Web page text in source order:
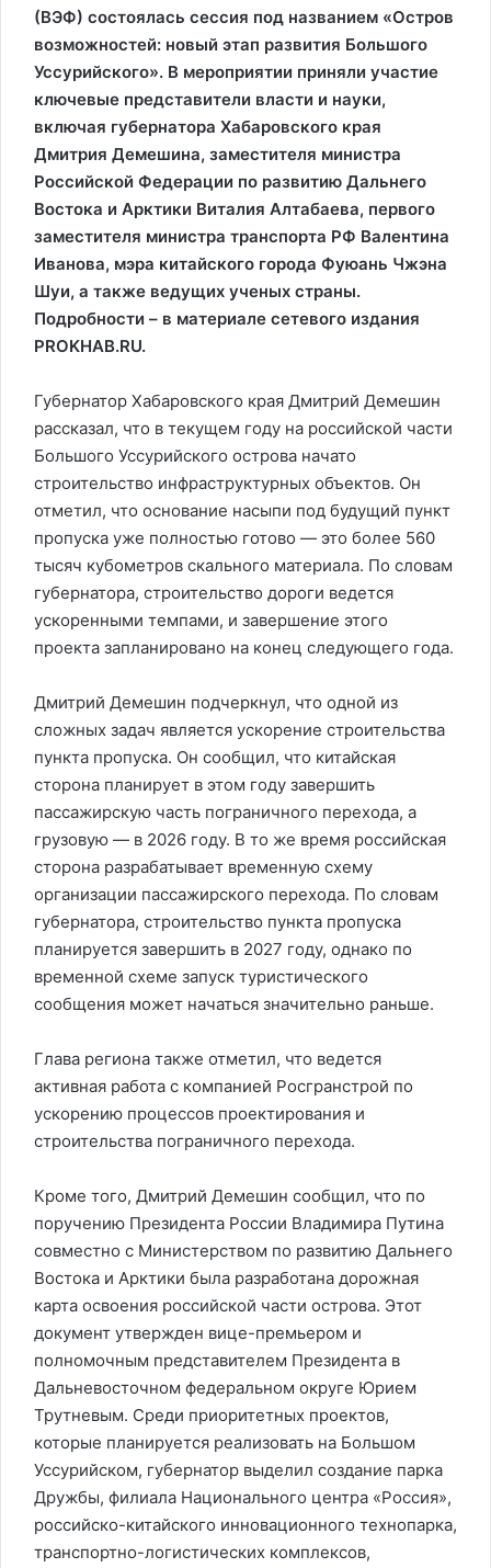
(ВЭФ) состоялась сессия под названием «Остров
возможностей: новый этап развития Большого
Уссурийского». В мероприятии приняли участие
ключевые представители власти и науки,
включая губернатора Хабаровского края
Дмитрия Демешина, заместителя министра
Российской Федерации по развитию Дальнего
Востока и Арктики Виталия Алтабаева, первого
заместителя министра транспорта РФ Валентина
Иванова, мэра китайского города Фуюань Чжэна
Шуи, а также ведущих ученых страны.
Подробности – в материале сетевого издания
PROKHAB.RU.
Губернатор Хабаровского края Дмитрий Демешин
рассказал, что в текущем году на российской части
Большого Уссурийского острова начато
строительство инфраструктурных объектов. Он
отметил, что основание насыпи под будущий пункт
пропуска уже полностью готово — это более 560
тысяч кубометров скального материала. По словам
губернатора, строительство дороги ведется
ускоренными темпами, и завершение этого
проекта запланировано на конец следующего года.
Дмитрий Демешин подчеркнул, что одной из
сложных задач является ускорение строительства
пункта пропуска. Он сообщил, что китайская
сторона планирует в этом году завершить
пассажирскую часть пограничного перехода, а
грузовую — в 2026 году. В то же время российская
сторона разрабатывает временную схему
организации пассажирского перехода. По словам
губернатора, строительство пункта пропуска
планируется завершить в 2027 году, однако по
временной схеме запуск туристического
сообщения может начаться значительно раньше.
Глава региона также отметил, что ведется
активная работа с компанией Росгранстрой по
ускорению процессов проектирования и
строительства пограничного перехода.
Кроме того, Дмитрий Демешин сообщил, что по
поручению Президента России Владимира Путина
совместно с Министерством по развитию Дальнего
Востока и Арктики была разработана дорожная
карта освоения российской части острова. Этот
документ утвержден вице-премьером и
полномочным представителем Президента в
Дальневосточном федеральном округе Юрием
Трутневым. Среди приоритетных проектов,
которые планируется реализовать на Большом
Уссурийском, губернатор выделил создание парка
Дружбы, филиала Национального центра «Россия»,
российско-китайского инновационного технопарка,
транспортно-логистических комплексов,